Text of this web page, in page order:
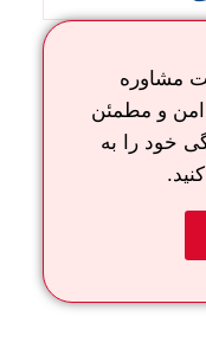
مشاوره
و مطمئن
خود را به